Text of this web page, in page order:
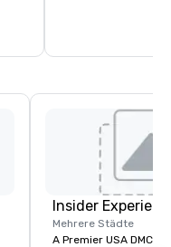
Insider
Mehrere Städte
A Premier USA DMC Partner